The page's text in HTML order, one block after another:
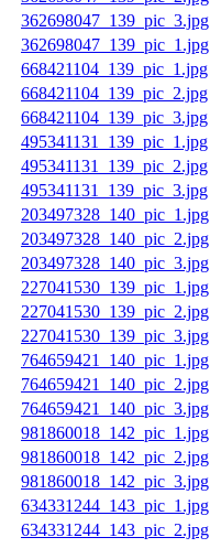
362698047_139_pic_3.jpg
362698047_139_pic_1.jpg
668421104_139_pic_1.jpg
668421104_139_pic_2.jpg
668421104_139_pic_3.jpg
495341131_139_pic_1.jpg
495341131_139_pic_2.jpg
495341131_139_pic_3.jpg
203497328_140_pic_1.jpg
203497328_140_pic_2.jpg
203497328_140_pic_3.jpg
227041530_139_pic_1.jpg
227041530_139_pic_2.jpg
227041530_139_pic_3.jpg
764659421_140_pic_1.jpg
764659421_140_pic_2.jpg
764659421_140_pic_3.jpg
981860018_142_pic_1.jpg
981860018_142_pic_2.jpg
981860018_142_pic_3.jpg
634331244_143_pic_1.jpg
634331244_143_pic_2.jpg